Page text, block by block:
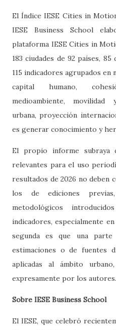
El Índice IESE Cities in
IESE Business School
plataforma IESE Cities in
183 ciudades de 92 países,
115 indicadores agrupados en
capital humano,
medioambiente,
urbana, proyección
es generar conocimiento y
El propio informe subraya
relevantes para el uso
resultados de 2026 no deben
los de ediciones
metodológicos
indicadores, especialmente
segunda es que una
estimaciones o de fuentes
aplicadas al ámbito
expresamente por los autores.
Sobre IESE Business School
El IESE, que celebró